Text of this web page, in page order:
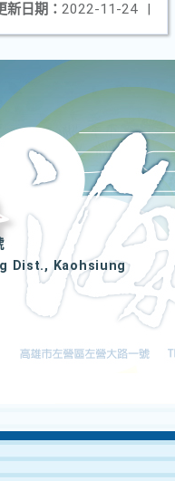
新日期： 2022-11-24 |
Dist., Kaohsiung